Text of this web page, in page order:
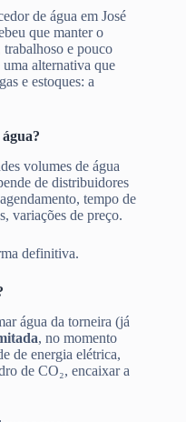
de água em José
que manter o
trabalhoso e pouco
alternativa que
e estoques: a
volumes de água
de distribuidores
tempo de
variações de preço.
definitiva.
água da torneira (já
, no momento
de energia elétrica,
de CO₂, encaixar a